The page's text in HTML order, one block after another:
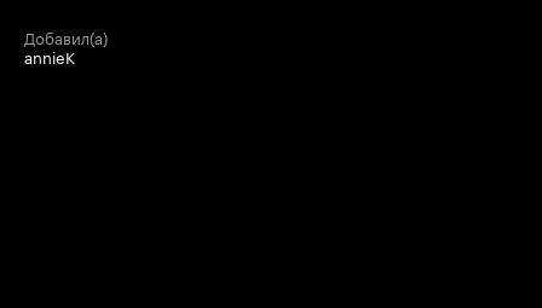
добавил(а)
annieK